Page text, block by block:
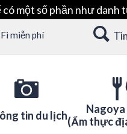
một số phần như
miễn phí
tin du lịch(Ẩm thực